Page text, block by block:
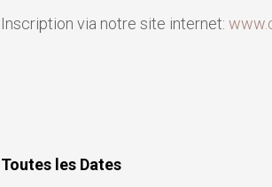
Inscription via notre site internet:
Toutes les Dates